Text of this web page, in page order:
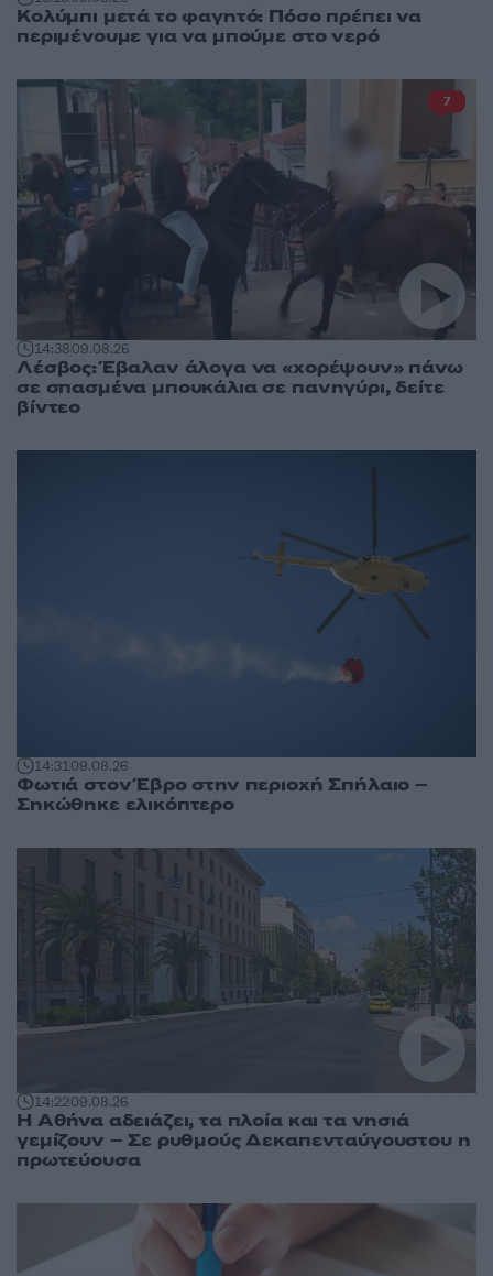
Κολύμπι μετά το φαγητό: Πόσο πρέπει να
περιμένουμε για να μπούμε στο νερό
14:3809.08.26
Λέσβος: Έβαλαν άλογα να «χορέψουν» πάνω
σε σπασμένα μπουκάλια σε πανηγύρι, δείτε
βίντεο
7
14:3109.08.26
Φωτιά στον Έβρο στην περιοχή Σπήλαιο –
Σηκώθηκε ελικόπτερο
14:2209.08.26
Η Αθήνα αδειάζει, τα πλοία και τα νησιά
γεμίζουν – Σε ρυθμούς Δεκαπενταύγουστου η
πρωτεύουσα